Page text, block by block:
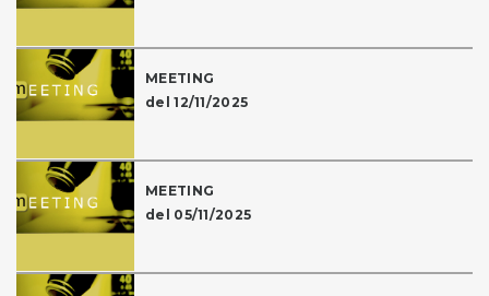
MEETING
del 12/11/2025
MEETING
del 05/11/2025